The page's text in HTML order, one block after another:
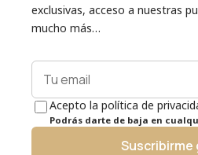
exclusivas, acceso a nuestras
mucho más…
Acepto la política de
Podrás darte de baja en
Suscribirme